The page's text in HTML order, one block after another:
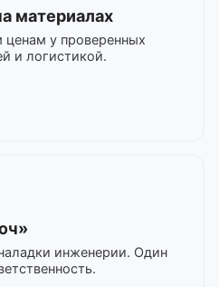
материалах
ценам у проверенных
и логистикой.
инженерии. Один